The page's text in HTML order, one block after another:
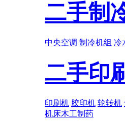
二手制
中央空调 制冷机组 冷
二手印
印刷机 胶印机 轮转机
机床木工制药